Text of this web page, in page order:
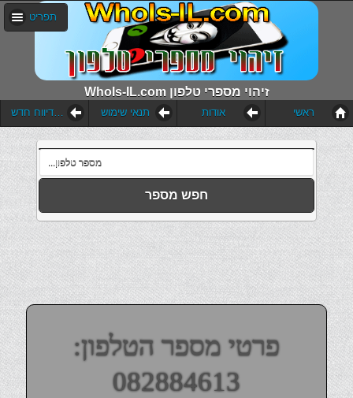
WhoIs-IL.com זיהוי מספרי טלפון
תפריט
הוסף דיווח חדש תנאי שימוש אודות ראשי
חפש מספר
פרטי מספר הטלפון:
082884613